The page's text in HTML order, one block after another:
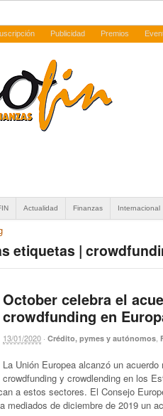
Publicidad Premios
Actualidad Finanzas Internacional
etiquetas |
October celebra el
crowdfunding en
13/01/2020 · Crédito, pymes y autónomos
La Unión Europea alcanzó un
crowdfunding y crowdlending en los
a estos sectores. El Consejo
mediados de diciembre de 2019 un